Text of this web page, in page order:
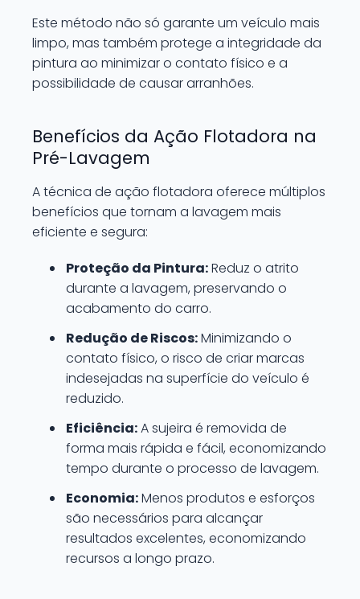
Este método não só garante um veículo mais
limpo, mas também protege a integridade da
pintura ao minimizar o contato físico e a
possibilidade de causar arranhões.
Benefícios da Ação Flotadora na
Pré-Lavagem
A técnica de ação flotadora oferece múltiplos
benefícios que tornam a lavagem mais
eficiente e segura:
Proteção da Pintura:Reduz o atrito
durante a lavagem, preservando o
acabamento do carro.
Redução de Riscos:Minimizando o
contato físico, o risco de criar marcas
indesejadas na superfície do veículo é
reduzido.
Eficiência:A sujeira é removida de
forma mais rápida e fácil, economizando
tempo durante o processo de lavagem.
Economia:Menos produtos e esforços
são necessários para alcançar
resultados excelentes, economizando
recursos a longo prazo.